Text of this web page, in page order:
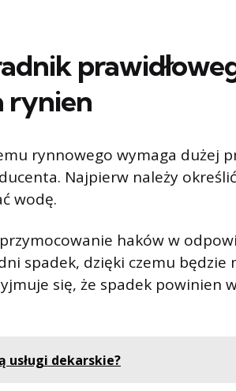
rynien
rynnowego wymaga dużej
Najpierw należy
wodę.
haków w
spadek, dzięki czemu będzie
się, że spadek powinien
usługi dekarskie?